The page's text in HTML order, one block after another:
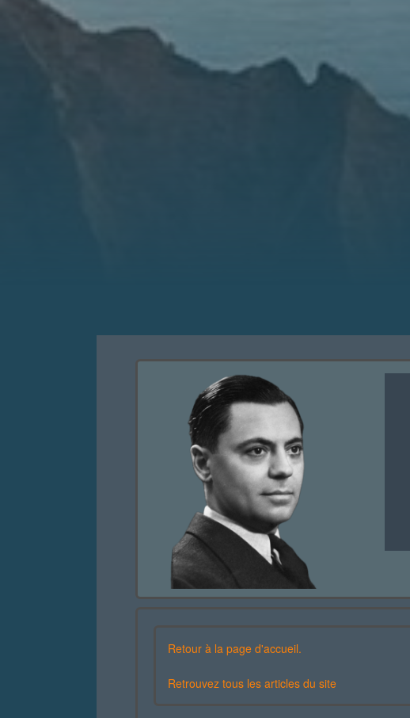
Retour à la page d'accueil.
Retrouvez tous les articles du site